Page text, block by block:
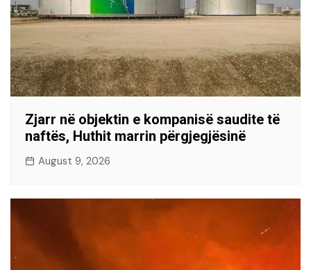
Zjarr në objektin e kompanisë saudite të
naftës, Huthit marrin përgjegjësinë
August 9, 2026